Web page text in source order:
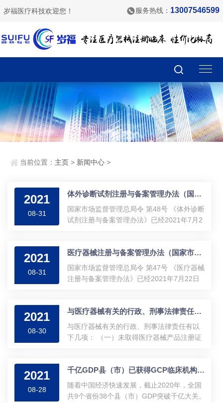
服务热线： 13007546599
岁福医疗科技欢迎您！
当前位置： 主页 > 新闻中心 >
2021
08-31
体外诊断试剂注册与备案管理办法（国家市场监督管理总局令第48号）
国家市场监督管理总局令 第48号 《体外诊断
试剂注册与备案管理办法》已经2021年7月2
外诊断试剂注册...
2021
08-31
医疗器械注册与备案管理办法（国家市场监督管理总局令第47号）
国家市场监督管理总局令 第47号 《医疗器械
注册与备案管理办法》已经2021年7月22日
021年8月26日 医疗器...
2021
08-30
与医疗器械有关的行政、刑事法律责任有哪些？
与医疗器械有关的行政、刑事法律责任有以
下几项： （一）未取得医疗器械产品注册证
违反医疗器...
2021
08-28
千亿GDP县（市）已获得GCP临床机构备案名单
随着中国经济快速发展，截止2020年，全国
共9个省份38个县（市）GDP突破千亿大关。